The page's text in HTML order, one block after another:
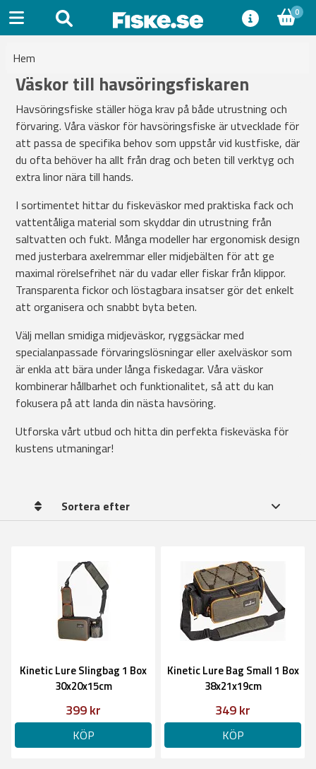
0
Hem
Väskor till havsöringsfiskaren
Havsöringsfiske ställer höga krav på både utrustning och
förvaring. Våra väskor för havsöringsfiske är utvecklade för
att passa de specifika behov som uppstår vid kustfiske, där
du ofta behöver ha allt från drag och beten till verktyg och
extra linor nära till hands.
I sortimentet hittar du fiskeväskor med praktiska fack och
vattentåliga material som skyddar din utrustning från
saltvatten och fukt. Många modeller har ergonomisk design
med justerbara axelremmar eller midjebälten för att ge
maximal rörelsefrihet när du vadar eller fiskar från klippor.
Transparenta fickor och löstagbara insatser gör det enkelt
att organisera och snabbt byta beten.
Välj mellan smidiga midjeväskor, ryggsäckar med
specialanpassade förvaringslösningar eller axelväskor som
är enkla att bära under långa fiskedagar. Våra väskor
kombinerar hållbarhet och funktionalitet, så att du kan
fokusera på att landa din nästa havsöring.
Utforska vårt utbud och hitta din perfekta fiskeväska för
kustens utmaningar!
Sortera efter
Kinetic Lure Slingbag 1 Box
30x20x15cm
399 kr
KÖP
Kinetic Lure Bag Small 1 Box
38x21x19cm
349 kr
KÖP